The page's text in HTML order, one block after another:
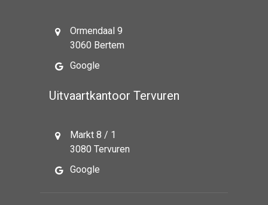
Ormendaal 9
3060 Bertem
Google
Uitvaartkantoor Tervuren
Markt 8 / 1
3080 Tervuren
Google